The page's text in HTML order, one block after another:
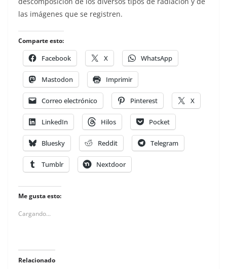
las imágenes que se registren.
Comparte esto:
Facebook X WhatsApp
Mastodon Imprimir
Correo electrónico Pinterest X
LinkedIn Hilos Pocket
Bluesky Reddit Telegram
Tumblr Nextdoor
Me gusta esto:
Cargando...
Relacionado